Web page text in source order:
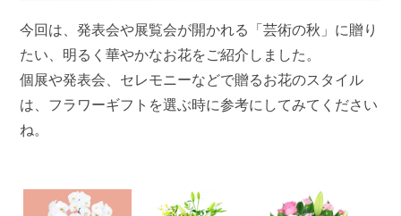
今回は、発表会や展覧会が開かれる「芸術の秋」に贈り
たい、明るく華やかなお花をご紹介しました。
個展や発表会、セレモニーなどで贈るお花のスタイル
は、フラワーギフトを選ぶ時に参考にしてみてください
ね。